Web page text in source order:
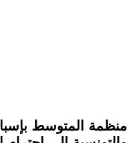
منظمة المتوسط